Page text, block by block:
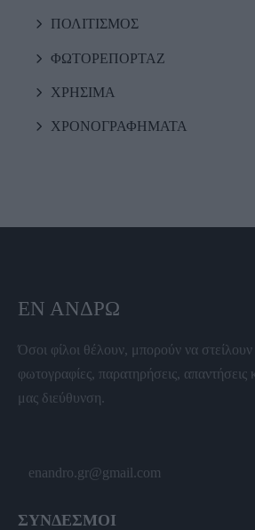
ΠΟΛΙΤΙΣΜΟΣ
ΦΩΤΟΡΕΠΟΡΤΑΖ
ΧΡΗΣΙΜΑ
ΧΡΟΝΟΓΡΑΦΗΜΑΤΑ
ΕΝ ΆΝΔΡΩ
Όσοι φίλοι θέλουν, μπορούν να στείλουν
φωτογραφίες, παρατηρήσεις, απαντήσεις
μας διεύθυνση.
enandro.gr@gmail.com
ΣΥΝΔΕΣΜΟΙ